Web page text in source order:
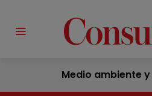
Medio ambiente